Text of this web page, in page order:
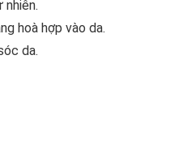
nhiên.
hoà hợp vào da.
da.